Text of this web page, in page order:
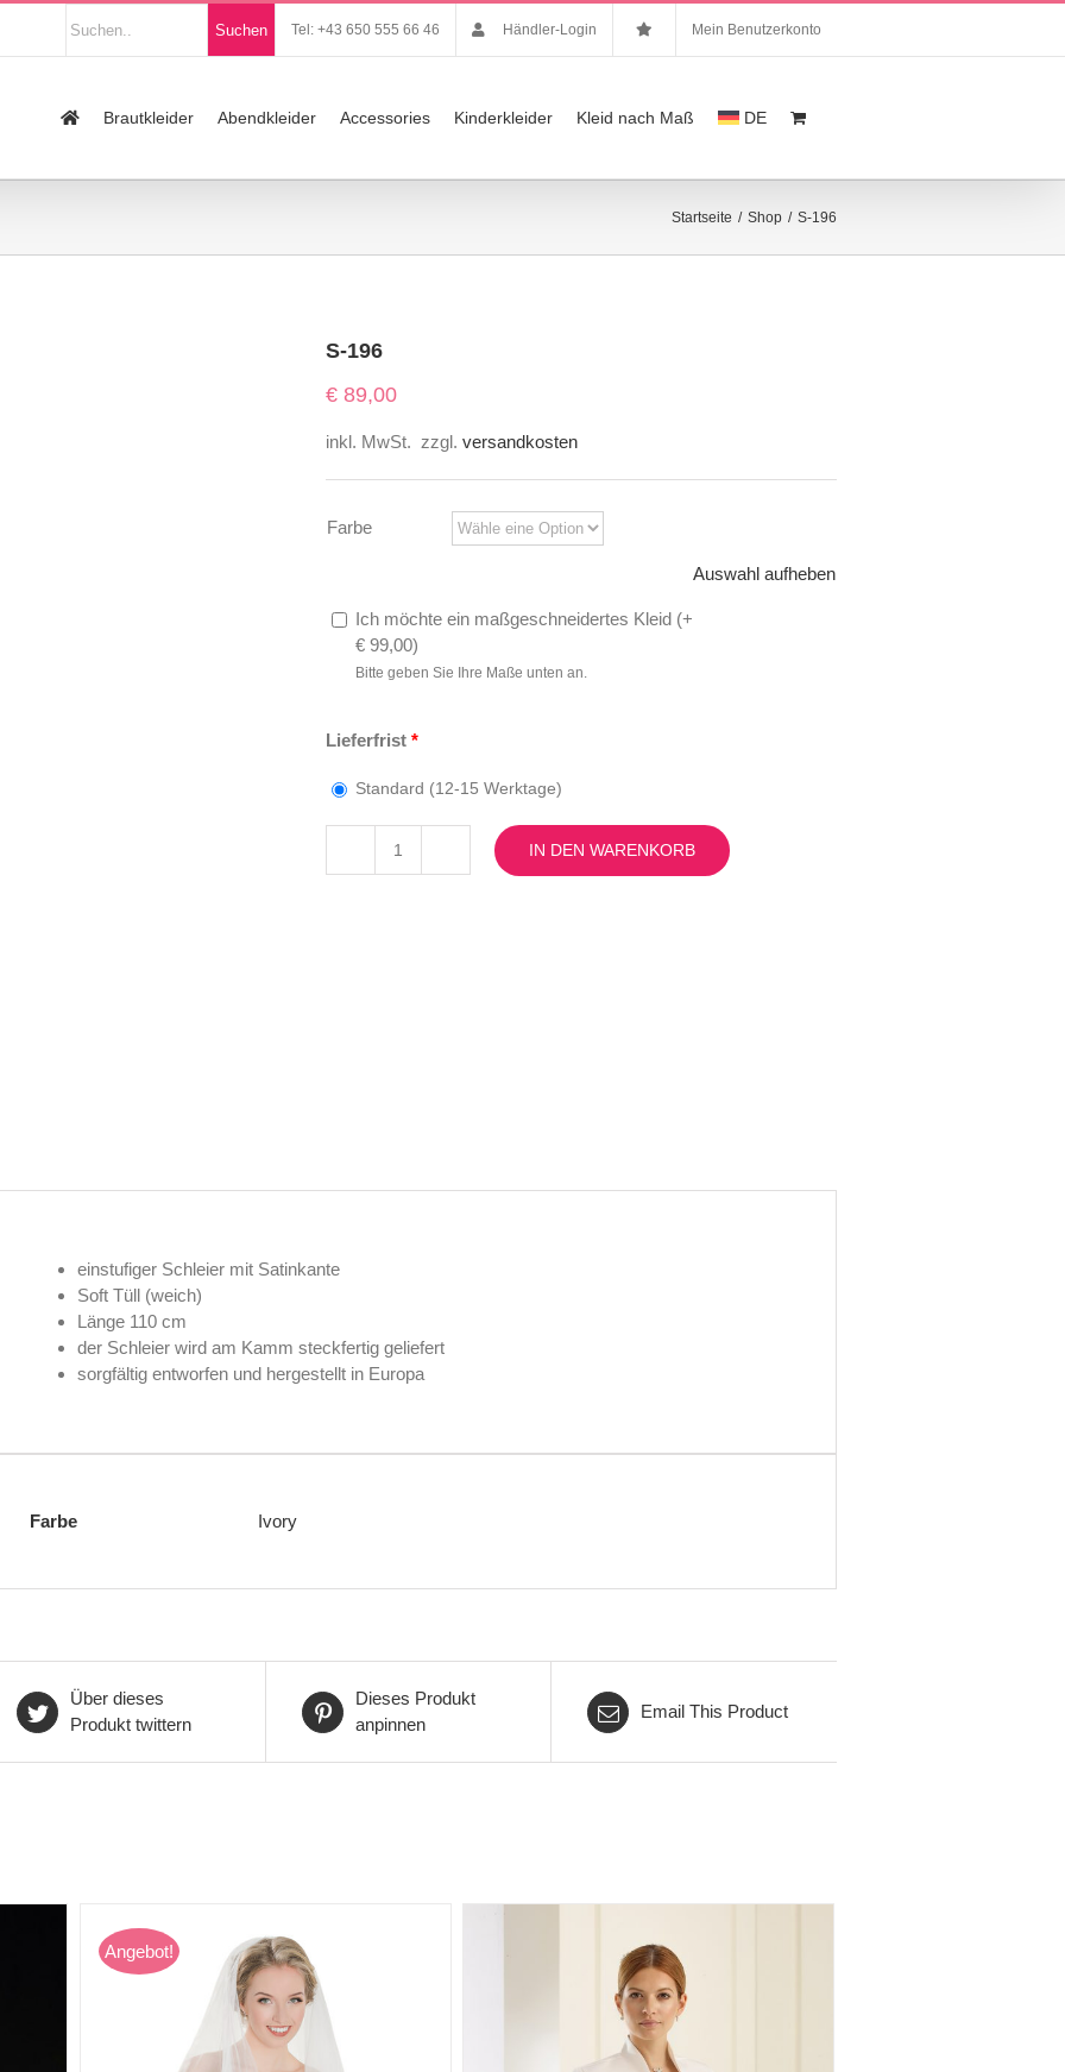
Produkten
suchen
Suchen Tel: +43 650 555 66 46 Händler-Login Mein Benutzerkonto
Brautkleider Abendkleider Accessories Kinderkleider Kleid nach Maß DE
Startseite / Shop / S-196
S-196
€ 89,00
inkl. MwSt. zzgl. versandkosten
Farbe
Auswahl aufheben
Ich möchte ein maßgeschneidertes Kleid (+
€ 99,00)
Bitte geben Sie Ihre Maße unten an.
Lieferfrist *
Standard (12-15 Werktage)
S-
IN DEN WARENKORB
einstufiger Schleier mit Satinkante
Soft Tüll (weich)
Länge 110 cm
der Schleier wird am Kamm steckfertig geliefert
sorgfältig entworfen und hergestellt in Europa
Farbe Ivory
Über dieses
Produkt twittern
Dieses Produkt
anpinnen
Email This Product
Angebot!